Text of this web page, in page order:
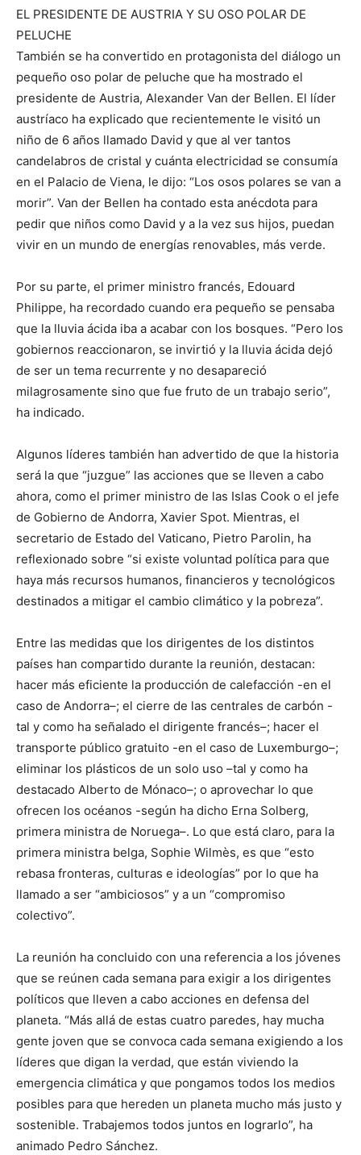
EL PRESIDENTE DE AUSTRIA Y SU OSO POLAR DE
PELUCHE
También se ha convertido en protagonista del diálogo un
pequeño oso polar de peluche que ha mostrado el
presidente de Austria, Alexander Van der Bellen. El líder
austríaco ha explicado que recientemente le visitó un
niño de 6 años llamado David y que al ver tantos
candelabros de cristal y cuánta electricidad se consumía
en el Palacio de Viena, le dijo: “Los osos polares se van a
morir”. Van der Bellen ha contado esta anécdota para
pedir que niños como David y a la vez sus hijos, puedan
vivir en un mundo de energías renovables, más verde.
Por su parte, el primer ministro francés, Edouard
Philippe, ha recordado cuando era pequeño se pensaba
que la lluvia ácida iba a acabar con los bosques. “Pero los
gobiernos reaccionaron, se invirtió y la lluvia ácida dejó
de ser un tema recurrente y no desapareció
milagrosamente sino que fue fruto de un trabajo serio”,
ha indicado.
Algunos líderes también han advertido de que la historia
será la que “juzgue” las acciones que se lleven a cabo
ahora, como el primer ministro de las Islas Cook o el jefe
de Gobierno de Andorra, Xavier Spot. Mientras, el
secretario de Estado del Vaticano, Pietro Parolin, ha
reflexionado sobre “si existe voluntad política para que
haya más recursos humanos, financieros y tecnológicos
destinados a mitigar el cambio climático y la pobreza”.
Entre las medidas que los dirigentes de los distintos
países han compartido durante la reunión, destacan:
hacer más eficiente la producción de calefacción -en el
caso de Andorra–; el cierre de las centrales de carbón -
tal y como ha señalado el dirigente francés–; hacer el
transporte público gratuito -en el caso de Luxemburgo–;
eliminar los plásticos de un solo uso –tal y como ha
destacado Alberto de Mónaco–; o aprovechar lo que
ofrecen los océanos -según ha dicho Erna Solberg,
primera ministra de Noruega–. Lo que está claro, para la
primera ministra belga, Sophie Wilmès, es que “esto
rebasa fronteras, culturas e ideologías” por lo que ha
llamado a ser “ambiciosos” y a un “compromiso
colectivo”.
La reunión ha concluido con una referencia a los jóvenes
que se reúnen cada semana para exigir a los dirigentes
políticos que lleven a cabo acciones en defensa del
planeta. “Más allá de estas cuatro paredes, hay mucha
gente joven que se convoca cada semana exigiendo a los
líderes que digan la verdad, que están viviendo la
emergencia climática y que pongamos todos los medios
posibles para que hereden un planeta mucho más justo y
sostenible. Trabajemos todos juntos en lograrlo”, ha
animado Pedro Sánchez.